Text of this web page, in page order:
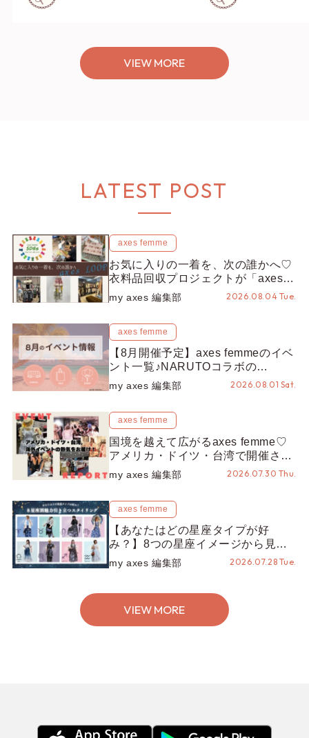
VIEW MORE
LATEST POST
axes femme
お気に入りの一着を、次の誰かへ♡
衣料品回収プロジェクトが「axes
LOOP」にアップデート！活用する
とポイントが手に入る◎
my axes 編集部 2026.08.04 Tue.
axes femme
【8月開催予定】axes femmeのイベ
ント一覧♪NARUTOコラボの
REZEN POPUPから、プチYour
Stage.、ティーパーティまで！8月
my axes 編集部 2026.08.01 Sat.
axes femme
国境を越えて広がるaxes femme♡
アメリカ・ドイツ・台湾で開催され
たイベントをお届け！美沙子さんか
らのコメントも♬【海外イベントレ
my axes 編集部 2026.07.30 Thu.
axes femme
【あなたはどの星座タイプが好
み？】8つの星座イメージから見つ
ける、魅力引き立つスタイリング♡
my axes 編集部 2026.07.28 Tue.
VIEW MORE